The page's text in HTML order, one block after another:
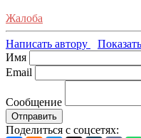
Жалоба
Написать автору
Имя
Email
Сообщение
Отправить
Поделиться с соцсетях: